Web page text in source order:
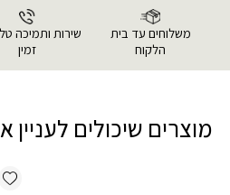
משלוחים עד בית
הלקוח
שירות ותמיכה
זמין
מוצרים שיכולים לעניין